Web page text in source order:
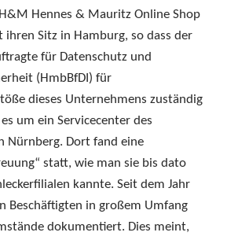
Hennes & Mauritz Online Shop
ihren Sitz in Hamburg, so dass der
für Datenschutz und
(HmbBfDI) für
dieses Unternehmens zuständig
um ein Servicecenter des
Nürnberg. Dort fand eine
statt, wie man sie bis dato
kannte. Seit dem Jahr
Beschäftigten in großem Umfang
dokumentiert. Dies meint,